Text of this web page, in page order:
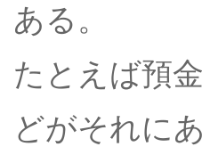
ある。
たとえば預
どがそれに